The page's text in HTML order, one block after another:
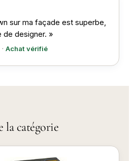
sur ma façade est superbe,
de designer. »
Achat vérifié
la catégorie